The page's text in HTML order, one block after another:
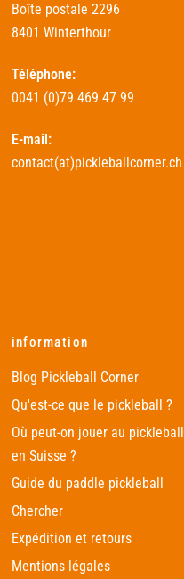
Boîte postale 2296
8401 Winterthour
Téléphone:
0041 (0)79 469 47 99
E-mail:
contact(at)pickleballcorner.ch
information
Blog Pickleball Corner
Qu'est-ce que le pickleball ?
Où peut-on jouer au pickleball
en Suisse ?
Guide du paddle pickleball
Chercher
Expédition et retours
Mentions légales